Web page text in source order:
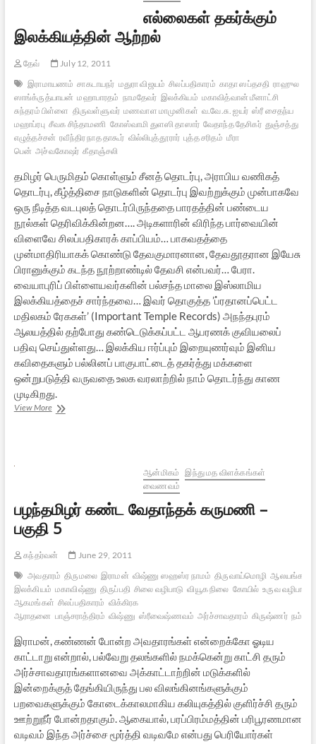
எல்லைகள் தகர்க்கும்
இலக்கியத்தின் ஆற்றல்
தேவ்
July 12, 2011
இராமாயணம் சாகடாயநர் மதுரா விஜயம் சிலப்பதிகாரம் காதா ஸப்தசதி ராஹுல
ஸாங்க்ருத்யாயன் மஹாபாரதம் நாமதேவர் இலக்கியம் மகாவித்வான் மீனாட்சி
சுந்தரம் பிள்ளை திருவள்ளுவர் மணவாள மாமுனிகள் வ.வே.சு. ஐயர் ஸ்ரீ சைதந்ய
மஹாப்ரபு சீவக சிந்தாமணி கோஸ்வாமி துளஸி தாஸார் வேதாந்த தேசிகர் துஞ்சத்து
எழுத்தச்சன் ரவீந்திர நாத தாகூர் வில்லிபுத்தூரார் புத்த சரிதம் மீரா
பென் அச்வகோஷர் கீதாஞ்சலி
தமிழர் பெருமிதம் கொள்ளும் சீனத் தொடர்பு, அராபிய வணிகத்
தொடர்பு, கீழ்த்திசை நாடுகளின் தொடர்பு இவற்றுக்கும் முன்பாகவே
ஒரு நீடித்த வடபுலத் தொடர்பிருந்ததை பாரதத்தின் பண்டைய
நூல்கள் தெரிவிக்கின்றன…. அடிகளாரின் விரிந்த பார்வையின்
விளைவே சிலப்பதிகாரக் காப்பியம்… பாகவதத்தை
முன்மாதிரியாகக் கொண்டு தேவகுமாரனான, தேவதூதரான இயேசு
பிரானுக்கும் கடந்த நூற்றாண்டில் தேவசி என்பவர்… பேரா.
வையாபுரிப் பிள்ளையவர்களின் பல்சந்த மாலை இஸ்லாமிய
இலக்கியத்தைச் சார்ந்தவை… இவர் தொகுத்த ’ப்ரதானப்பெட்ட
மதிலகம் ரேககள்’ (Important Temple Records) அநந்தபுரம்
ஆலயத்தில் தற்போது கண்டெடுக்கப்பட்ட ஆபரணக் குவியலைப்
பதிவு செய்துள்ளது… இலக்கிய ஈர்ப்பும் இறையுணர்வும் இனிய
கவிதைகளும் பல்லினப் பாகுபாட்டைத் தகர்த்து மக்களை
ஒன்றுபடுத்தி வருவதை உலக வரலாற்றில் நாம் தொடர்ந்து காண
முடிகிறது.
View Moreஎல்லைகள்
ஆன்மிகம்
இந்து மத விளக்கங்கள்
வைணவம்
பழந்தமிழர் கண்ட வேதாந்தக் கருமணி –
பகுதி 5
கந்தர்வன்
June 29, 2011
அவதாரம் திருமலை இராமன் விஷ்ணு ஸஹஸ்ர நாமம் திருவாய்மொழி ஆலயங்கள்
இலக்கியம் மகாவிஷ்ணு திருப்பதி சிலை வழிபாடு வியூக நிலை கோயில் உருவ வழிபாடு
ஆகமங்கள் சிலப்பதிகாரம் விக்கிரக
ஆராதனை பாஞ்சராத்திரம் விஷ்ணு ஸ்ரீவைஷ்ணவம் அர்ச்சாவதாரம் கிருஷ்ணர்
இராமன், கண்ணன் போன்ற அவதாரங்கள் என்றைக்கோ ஓடிய
காட்டாறு என்றால், பல்வேறு தலங்களில் நமக்கென்று காட்சி தரும்
அர்ச்சாவதாரங்களானவை அக்காட்டாற்றின் மடுக்களில்
இன்றைக்குத் தேங்கியிருந்து பல விலங்கினங்களுக்கும்
பறவைகளுக்கும் கோடைக்காலமாகிய கலியுகத்தில் குளிர்ச்சி தரும்
ஊற்றுநீர் போன்றதாகும். ஆகையால், பரப்பிரம்மத்தின் பரிபூரணமான
வடிவம் இந்த அர்ச்சை மூர்த்தி வடிவமே என்பது பெரியோர்கள்